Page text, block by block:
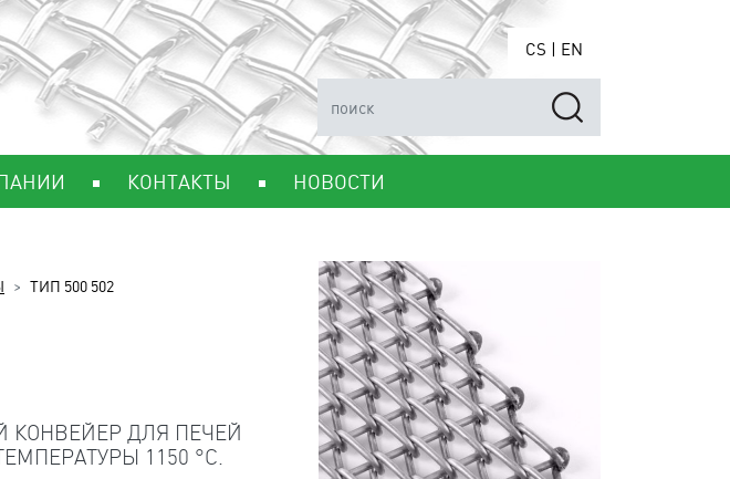
CS | EN
КОНТАКТЫ НОВОСТИ
ТИП 500 502
ДЛЯ ПЕЧЕЙ
1150 °C.